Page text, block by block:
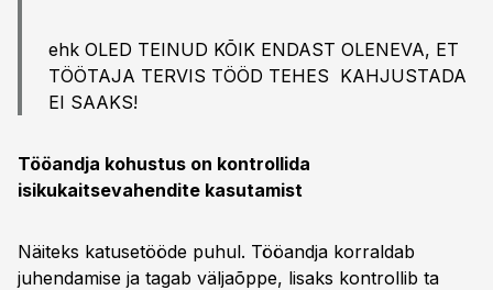
ehk OLED TEINUD KÕIK ENDAST OLENEVA, ET
TÖÖTAJA TERVIS TÖÖD TEHES KAHJUSTADA
EI SAAKS!
Tööandja kohustus on kontrollida
isikukaitsevahendite kasutamist
Näiteks katusetööde puhul. Tööandja korraldab
juhendamise ja tagab väljaõppe, lisaks kontrollib ta